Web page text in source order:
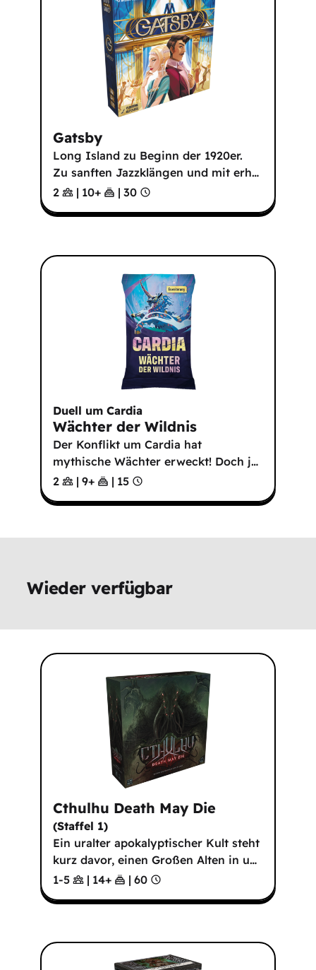
Gatsby
Long Island zu Beginn der 1920er.
Zu sanften Jazzklängen und mit erh…
2
| 10+ | 30
Duell um Cardia
Wächter der Wildnis
Der Konflikt um Cardia hat
mythische Wächter erweckt! Doch j…
2
| 9+ | 15
Wieder verfügbar
Cthulhu Death May Die
(Staffel 1)
Ein uralter apokalyptischer Kult steht
kurz davor, einen Großen Alten in u…
1-5
| 14+ | 60